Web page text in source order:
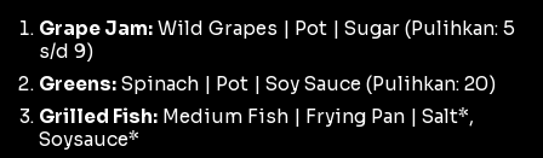
Grape Jam: Wild Grapes | Pot | Sugar (Pulihkan: 5
s/d 9)
Greens: Spinach | Pot | Soy Sauce (Pulihkan: 20)
Grilled Fish: Medium Fish | Frying Pan | Salt*,
Soysauce*